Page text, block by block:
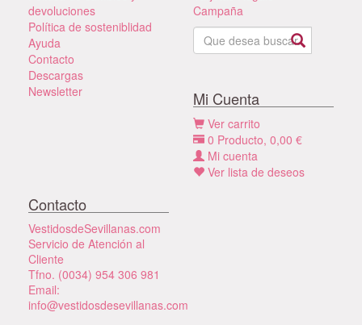
devoluciones
Política de sosteniblidad
Ayuda
Contacto
Descargas
Newsletter
Campaña
Mi Cuenta
Ver carrito
0 Producto, 0,00 €
Mi cuenta
Ver lista de deseos
Contacto
VestidosdeSevillanas.com
Servicio de Atención al
Cliente
Tfno. (0034) 954 306 981
Email:
info@vestidosdesevillanas.com